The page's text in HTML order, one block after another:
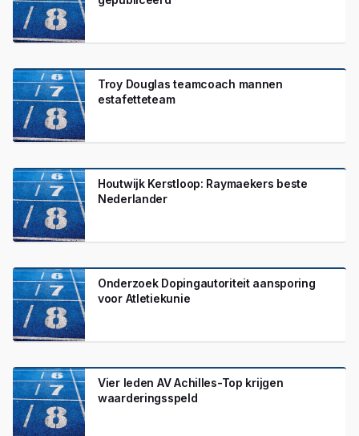
Troy Douglas teamcoach mannen
estafetteteam
Houtwijk Kerstloop: Raymaekers beste
Nederlander
Onderzoek Dopingautoriteit aansporing
voor Atletiekunie
Vier leden AV Achilles-Top krijgen
waarderingsspeld